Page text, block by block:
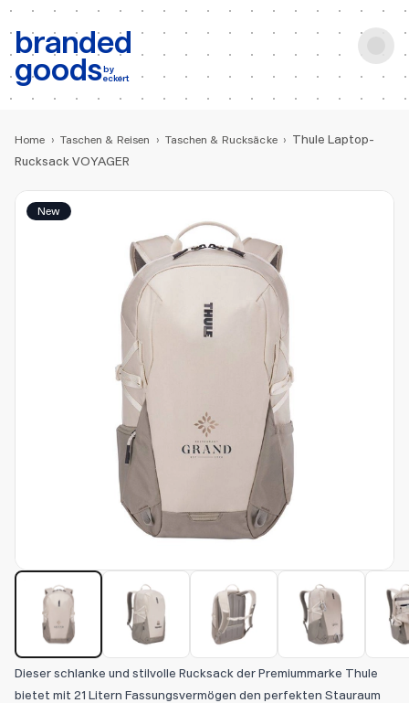
branded
goodsby
eckert
b: Produktsuche
Home › Taschen & Reisen › Taschen & Rucksäcke › Thule Laptop-
Rucksack VOYAGER
New
Dieser schlanke und stilvolle Rucksack der Premiummarke Thule
bietet mit 21 Litern Fassungsvermögen den perfekten Stauraum